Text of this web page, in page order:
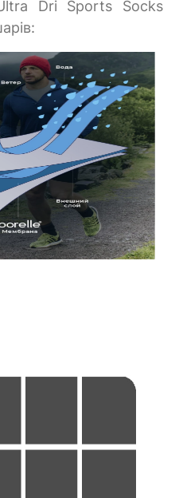
Dri Sports Socks